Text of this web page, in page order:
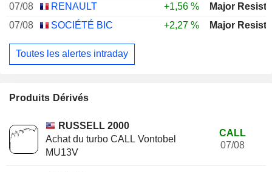
07/08
RENAULT
+1,56 %
07/08
SOCIÉTÉ BIC +2,27 %
Toutes les alertes intraday
Produits Dérivés
RUSSELL 2000
Achat du turbo CALL Vontobel
MU13V
CALL
07/08